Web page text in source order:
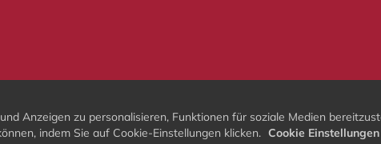
Anzeigen zu personalisieren, Funktionen für soziale Medien
indem Sie auf Cookie-Einstellungen klicken. Cookie Einstellungen